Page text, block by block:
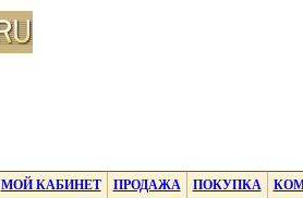
МОЙ КАБИНЕТ ПРОДАЖА ПОКУПКА